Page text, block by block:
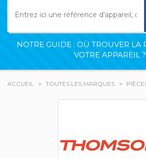
NOTRE GUIDE : OÙ TROUVER LA
VOTRE APPAREIL ?
ACCUEIL TOUTES LES MARQUES